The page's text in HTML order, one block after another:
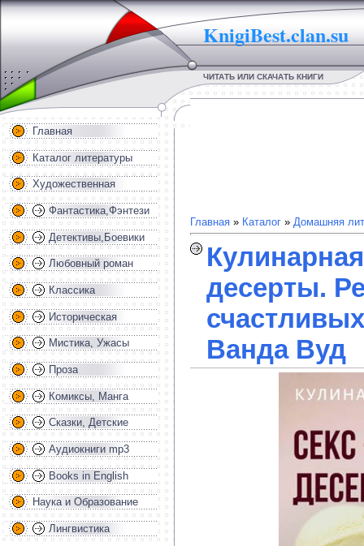
KnigiBest.clan.su
ЧИТАТЬ ИЛИ СКАЧАТЬ КНИГИ
Главная
Каталог литературы
Художественная
Фантастика,Фэнтези
Детективы,Боевики
Любовный роман
Классика
Историческая
Мистика, Ужасы
Проза
Комиксы, Манга
Сказки, Детские
Аудиокниги mp3
Books in English
Наука и Образование
Лингвистика
Главная » Каталог » Домашняя
десерты.
Ванда Вуд